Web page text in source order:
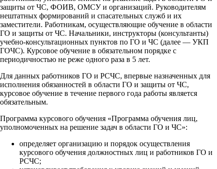
защиты от ЧС, ФОИВ, ОМСУ и организаций. Руководителям
нештатных формирований и спасательных служб и их
заместители. Работникам, осуществляющие обучение в области
ГО и защиты от ЧС. Начальники, инструкторы (консультанты)
учебно-консультационных пунктов по ГО и ЧС (далее — УКП
ГОЧС). Курсовое обучение в обязательном порядке с
периодичностью не реже одного раза в 5 лет.
Для данных работников ГО и РСЧС, впервые назначенных для
исполнения обязанностей в области ГО и защиты от ЧС,
курсовое обучение в течение первого года работы является
обязательным.
Программа курсового обучения «Программа обучения лиц,
уполномоченных на решение задач в области ГО и ЧС»:
определяет организацию и порядок осуществления
курсового обучения должностных лиц и работников ГО и
РСЧС;